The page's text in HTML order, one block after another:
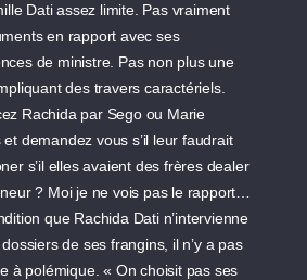
Dati assez limite. Pas vraiment
en rapport avec ses
de ministre. Pas non plus une
des travers caractériels.
Rachida par Sego ou Marie
demandez vous s’il leur faudrait
s’il elles avaient des frères dealer
? Moi je ne vois pas le rapport…
que Rachida Dati n’intervienne
de ses frangins, il n’y a pas
à polémique. « On choisit pas ses